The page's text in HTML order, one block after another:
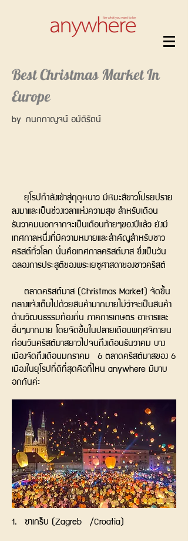
Best Christmas Market In
Europe
by กนกกาญจน์ อมัติรัตน์
ยุโรปกำลังเข้าสู่ฤดูหนาว มีหิมะสีขาวโปรยปราย
ลงมาและเป็นช่วงเวลาแห่งความสุข สำหรับเดือน
ธันวาคมนอกจากจะเป็นเดือนท้ายๆของปีแล้ว ยังมี
เทศกาลหนึ่งที่มีความหมายและสำคัญสำหรับชาว
คริสต์ทั่วโลก นั่นคือเทศกาลคริสต์มาส ซึ่งเป็นวัน
ฉลองการประสูติของพระเยซูศาสดาของชาวคริสต์
ตลาดคริสต์มาส (Christmas Market) จัดขึ้น
กลางแจ้งเต็มไปด้วยสินค้ามากมายไม่ว่าจะเป็นสินค้า
ด้านวัฒนธรรมท้องถิ่น ภาคการเกษตร อาหารและ
อื่นๆมากมาย โดยจัดขึ้นในปลายเดือนพฤศจิกายน
ก่อนวันคริสต์มาสยาวไปจนถึงเดือนธันวาคม บาง
เมืองจัดถึงเดือนมกราคม 6 ตลาดคริสต์มาสของ 6
เมืองในยุโรปที่ดีที่สุดคือที่ไหน anywhere มีมาบ
อกกันค่ะ
1. ซาเกร็บ (Zagreb /Croatia)